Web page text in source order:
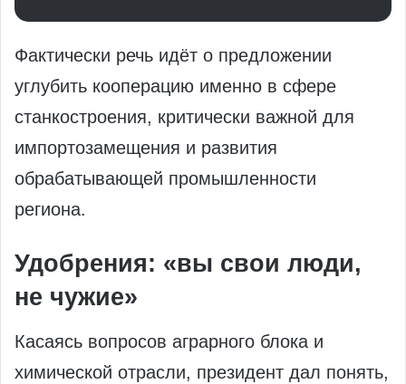
Фактически речь идёт о предложении
углубить кооперацию именно в сфере
станкостроения, критически важной для
импортозамещения и развития
обрабатывающей промышленности
региона.
Удобрения: «вы свои люди,
не чужие»
Касаясь вопросов аграрного блока и
химической отрасли, президент дал понять,